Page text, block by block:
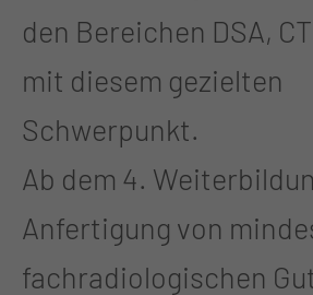
den Bereichen DSA,
mit diesem gezielten
Schwerpunkt.
Ab dem 4.
Anfertigung von
fachradiologischen